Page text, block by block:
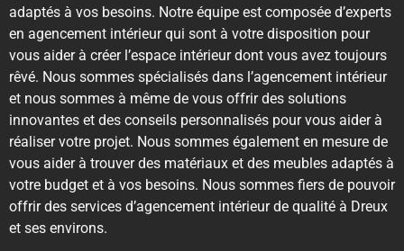
adaptés à vos besoins. Notre équipe est composée d’experts
en agencement intérieur qui sont à votre disposition pour
vous aider à créer l’espace intérieur dont vous avez toujours
rêvé. Nous sommes spécialisés dans l’agencement intérieur
et nous sommes à même de vous offrir des solutions
innovantes et des conseils personnalisés pour vous aider à
réaliser votre projet. Nous sommes également en mesure de
vous aider à trouver des matériaux et des meubles adaptés à
votre budget et à vos besoins. Nous sommes fiers de pouvoir
offrir des services d’agencement intérieur de qualité à Dreux
et ses environs.